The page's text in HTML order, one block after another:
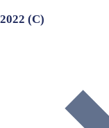
2022 (C)